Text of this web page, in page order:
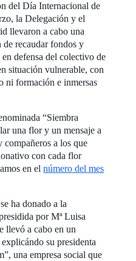
del Día Internacional de
la Delegación y el
llevaron a cabo una
recaudar fondos y
defensa del colectivo de
situación vulnerable, con
ni formación e inmersas
“Siembra
una flor y un mensaje a
compañeros a los que
con cada flor
en elnúmero del mes
ha donado a la
por Mª Luisa
llevó a cabo en un
su presidenta
una empresa social que